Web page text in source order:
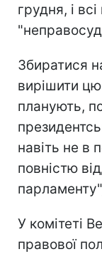
грудня, і
Збиратися
вирішити
планують,
навіть не в
повністю
У комітеті
правової